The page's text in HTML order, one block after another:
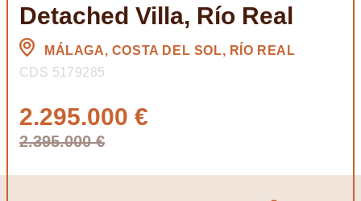
Detached Villa, Río Real
MÁLAGA, COSTA DEL SOL, RÍO REAL
CDS 5179285
2.295.000 €
2.395.000 €